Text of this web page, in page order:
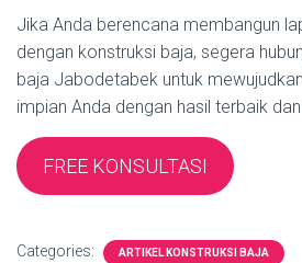
Jika Anda berencana membangun
dengan konstruksi baja, segera
baja Jabodetabek untuk
impian Anda dengan hasil terbaik
FREE KONSULTASI
Categories: ARTIKEL KONSTRUKSI BAJA